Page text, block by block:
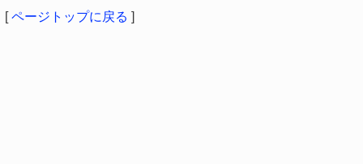
[ページトップに戻る ]